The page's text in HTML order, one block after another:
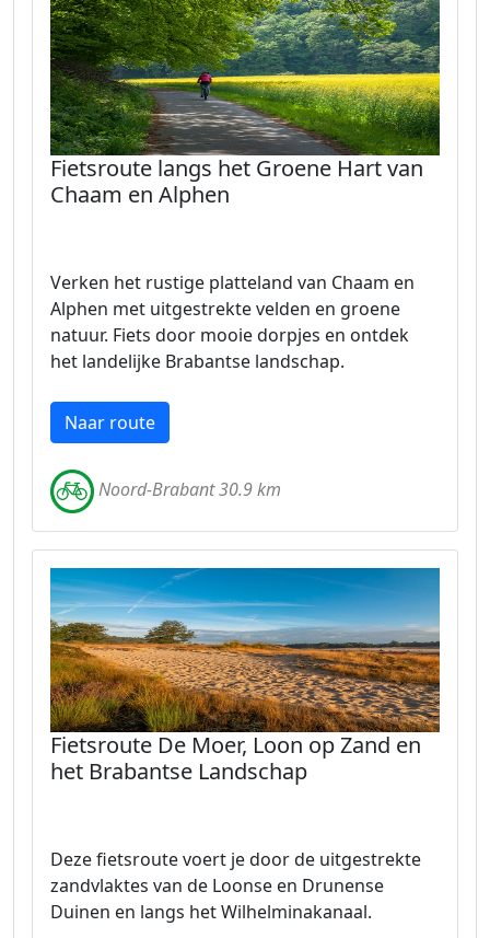
Fietsroute langs het Groene Hart van
Chaam en Alphen
Verken het rustige platteland van Chaam en
Alphen met uitgestrekte velden en groene
natuur. Fiets door mooie dorpjes en ontdek
het landelijke Brabantse landschap.
Naar route
Noord-Brabant 30.9 km
Fietsroute De Moer, Loon op Zand en
het Brabantse Landschap
Deze fietsroute voert je door de uitgestrekte
zandvlaktes van de Loonse en Drunense
Duinen en langs het Wilhelminakanaal.